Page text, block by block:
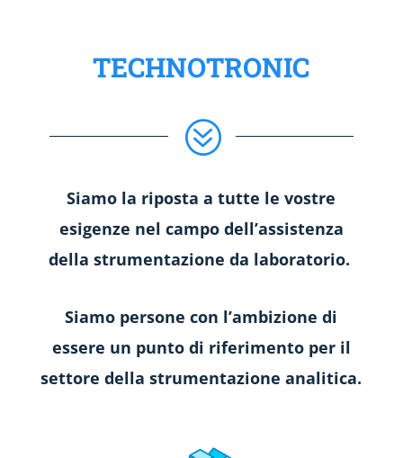
TECHNOTRONIC
?
Siamo la riposta a tutte le vostre
esigenze nel campo dell’assistenza
della strumentazione da laboratorio.
Siamo persone con l’ambizione di
essere un punto di riferimento per il
settore della strumentazione analitica.